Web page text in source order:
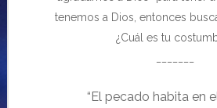
tenemos a Dios, entonces
¿Cuál es tu
“El pecado habita en